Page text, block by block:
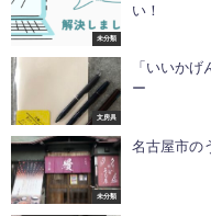
未分類
い！
文房具
「いいか
ー
未分類
名古屋市の